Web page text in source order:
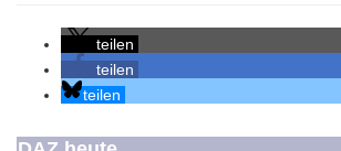
teilen
teilen
teilen